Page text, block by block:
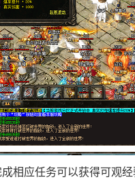
相应任务可以获得可观